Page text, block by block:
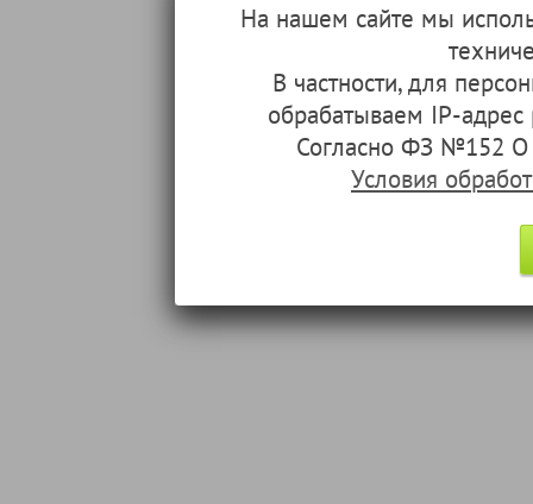
На нашем сайте мы
В частности, для
обрабатываем IP-
Согласно ФЗ №152 О
Условия